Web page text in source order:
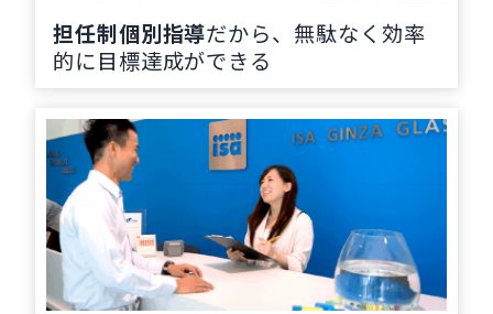
担任制個別指導だから、無駄なく効率
的に目標達成ができる